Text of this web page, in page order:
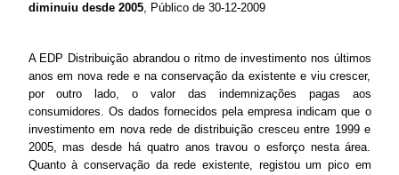
diminuiu desde 2005, Público de 30-12-2009
A EDP Distribuição abrandou o ritmo de investimento nos últimos
anos em nova rede e na conservação da existente e viu crescer,
por outro lado, o valor das indemnizações pagas aos
consumidores. Os dados fornecidos pela empresa indicam que o
investimento em nova rede de distribuição cresceu entre 1999 e
2005, mas desde há quatro anos travou o esforço nesta área.
Quanto à conservação da rede existente, registou um pico em